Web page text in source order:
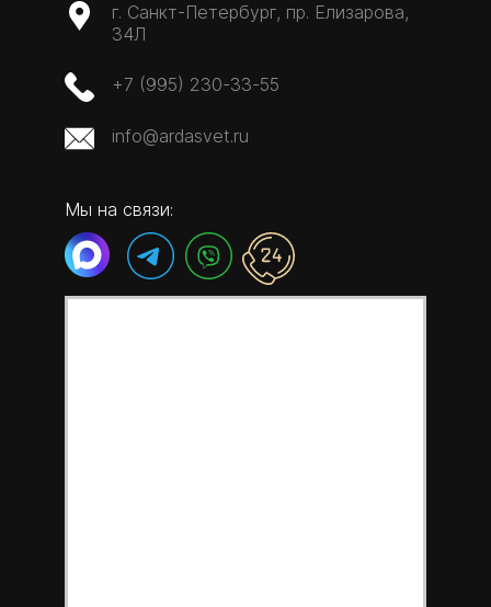
г. Санкт-Петербург, пр. Елизарова,
34Л
+7 (995) 230-33-55
info@ardasvet.ru
Мы на связи: